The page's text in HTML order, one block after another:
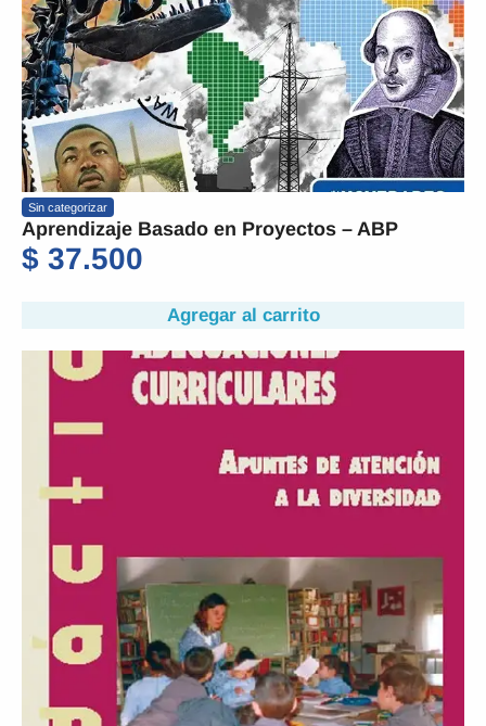
Sin categorizar
Aprendizaje Basado en Proyectos – ABP
$ 37.500
Agregar al carrito